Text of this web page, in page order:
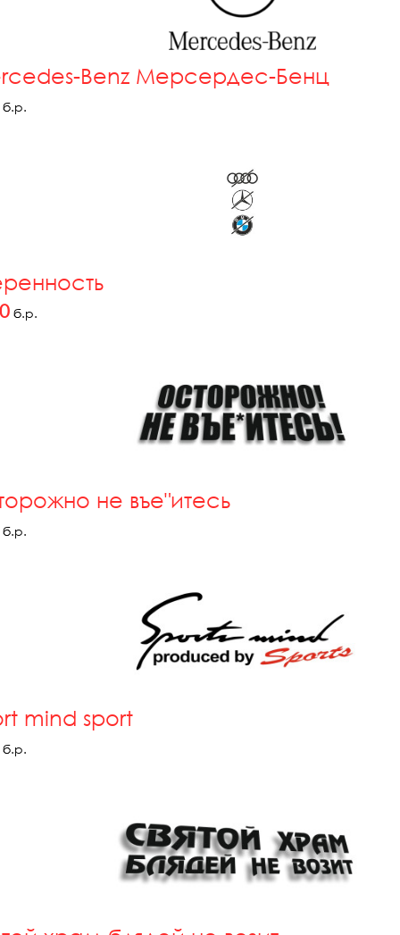
Benz Мерсердес-Бенц
б.р.
б.р.
не въе"итесь
б.р.
mind sport
б.р.